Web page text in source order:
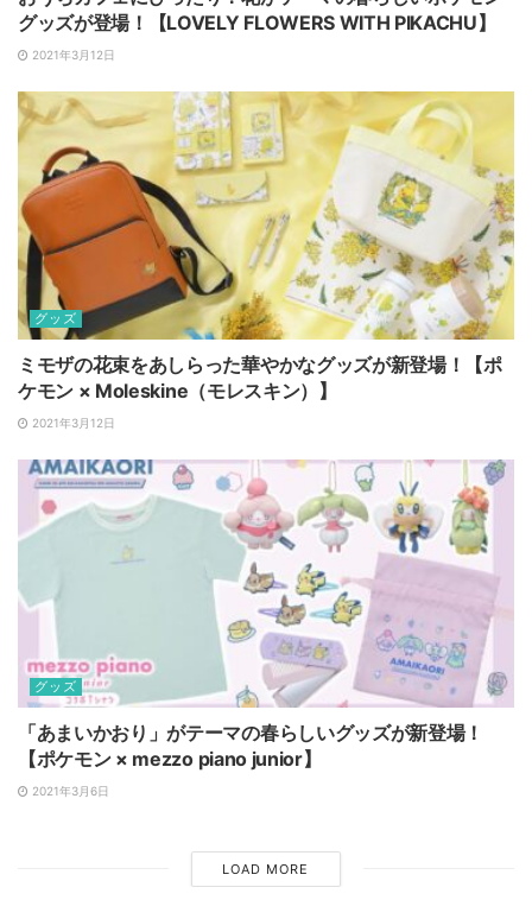
グッズが登場！【LOVELY FLOWERS WITH PIKACHU】
2021年3月12日
グッズ
ミモザの花束をあしらった華やかなグッズが新登場！【ポ
ケモン × Moleskine（モレスキン）】
2021年3月12日
グッズ
「あまいかおり」がテーマの春らしいグッズが新登場！
【ポケモン × mezzo piano junior】
2021年3月6日
LOAD MORE